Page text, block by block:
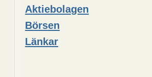
Aktiebolagen
Börsen
Länkar